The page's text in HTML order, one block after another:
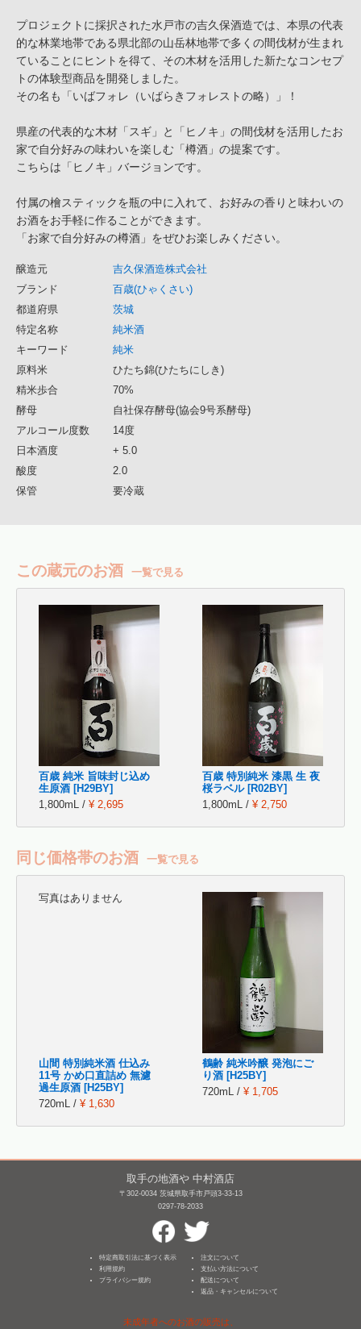
プロジェクトに採択された水戸市の吉久保酒造では、本県の代表
的な林業地帯である県北部の山岳林地帯で多くの間伐材が生まれ
ていることにヒントを得て、その木材を活用した新たなコンセプ
トの体験型商品を開発しました。
その名も「いばフォレ（いばらきフォレストの略）」！
県産の代表的な木材「スギ」と「ヒノキ」の間伐材を活用したお
家で自分好みの味わいを楽しむ「樽酒」の提案です。
こちらは「ヒノキ」バージョンです。
付属の檜スティックを瓶の中に入れて、お好みの香りと味わいの
お酒をお手軽に作ることができます。
「お家で自分好みの樽酒」をぜひお楽しみください。
醸造元
吉久保酒造株式会社
ブランド
百歳(ひゃくさい)
都道府県
茨城
特定名称
純米酒
キーワード
純米
原料米
ひたち錦(ひたちにしき)
精米歩合
70%
酵母
自社保存酵母(協会9号系酵母)
アルコール度数
14度
日本酒度
+ 5.0
酸度
2.0
保管
要冷蔵
この蔵元のお酒 一覧で見る
百歳 純米 旨味封じ込め
生原酒 [H29BY]
1,800mL / ¥ 2,695
百歳 特別純米 漆黒 生 夜
桜ラベル [R02BY]
1,800mL / ¥ 2,750
同じ価格帯のお酒 一覧で見る
写真はありません
山間 特別純米酒 仕込み
11号 かめ口直詰め 無濾
過生原酒 [H25BY]
720mL / ¥ 1,630
鶴齢 純米吟醸 発泡にご
り酒 [H25BY]
720mL / ¥ 1,705
取手の地酒や 中村酒店
〒302-0034 茨城県取手市戸頭3-33-13
0297-78-2033
特定商取引法に基づく表示
利用規約
プライバシー規約
注文について
支払い方法について
配送について
返品・キャンセルについて
未成年者へのお酒の販売は、